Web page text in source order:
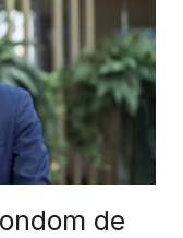
de